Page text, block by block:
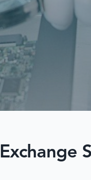
Exchange